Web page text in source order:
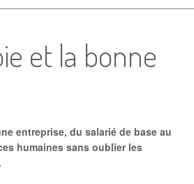
et la bonne
entreprise, du salarié de base au
humaines sans oublier les